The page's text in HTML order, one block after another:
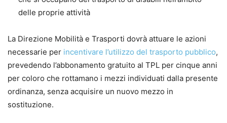
delle proprie attività
La Direzione Mobilità e Trasporti dovrà attuare le azioni
necessarie per incentivare l’utilizzo del trasporto pubblico,
prevedendo l’abbonamento gratuito al TPL per cinque anni
per coloro che rottamano i mezzi individuati dalla presente
ordinanza, senza acquisire un nuovo mezzo in
sostituzione.